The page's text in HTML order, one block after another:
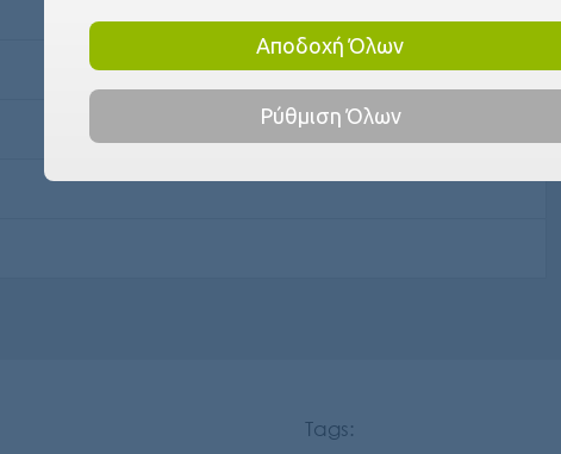
Tags:
Αποδοχή Όλων
Ρύθμιση Όλων